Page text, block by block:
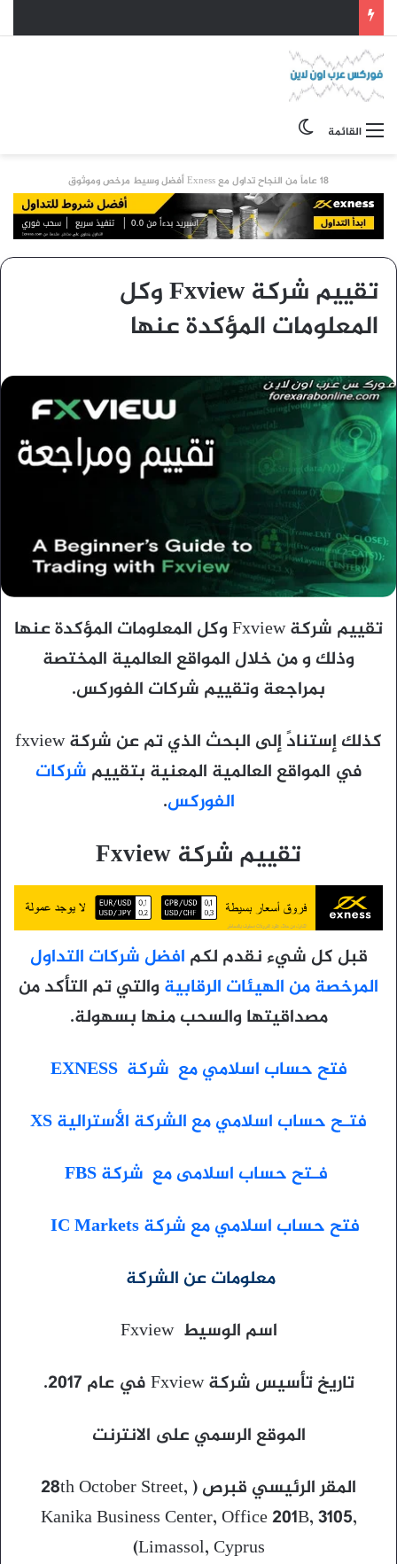
القائمة
18 عاماً من النجاح تداول مع Exness أفضل وسيط مرخص وموثوق
تقييم شركة Fxview وكل
المعلومات المؤكدة عنها
تقييم شركة Fxview وكل المعلومات المؤكدة عنها
وذلك و من خلال المواقع العالمية المختصة
بمراجعة وتقييم شركات الفوركس.
كذلك إستنادً إلى البحث الذي تم عن شركة fxview
في المواقع العالمية المعنية بتقييم شركات
الفوركس.
تقييم شركة Fxview
قبل كل شيء نقدم لكم افضل شركات التداول
المرخصة من الهيئات الرقابيةوالتي تم التأكد من
مصداقيتها والسحب منها بسهولة.
فتح حساب اسلامي مع شركة EXNESS
فتـح حساب اسلامي مع الشركة الأسترالية XS
فـتح حساب اسلامى مع شركة FBS
فتح حساب اسلامي مع شركة IC Markets
معلومات عن الشركة
اسم الوسيط Fxview
تاريخ تأسيس شركة Fxview في عام 2017.
الموقع الرسمي على الانترنت
المقر الرئيسي قبرص ( 28th October Street,
Kanika Business Center, Office 201B, 3105,
Limassol, Cyprus)